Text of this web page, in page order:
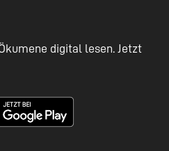
digital lesen. Jetzt